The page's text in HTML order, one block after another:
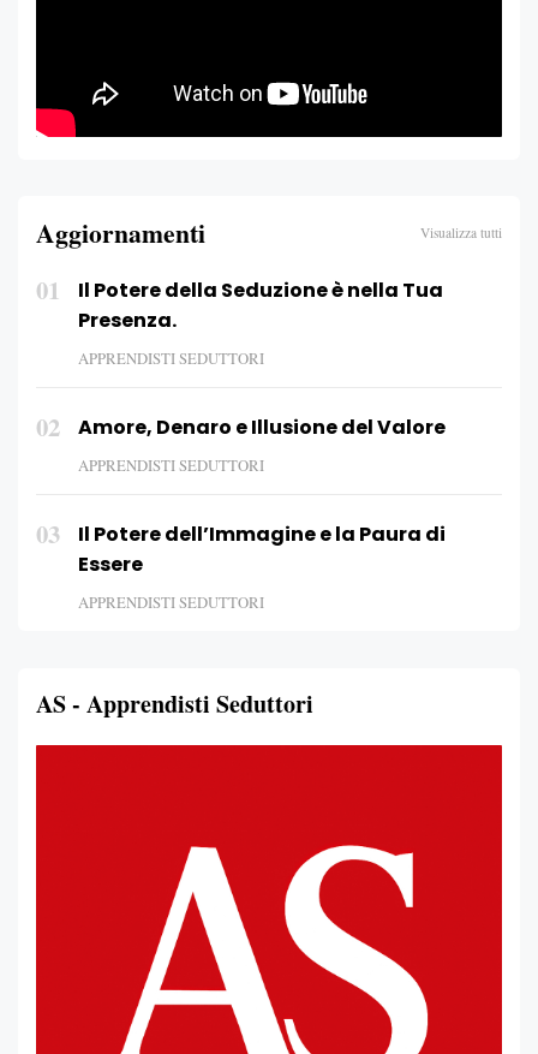
Aggiornamenti Visualizza tutti
01
Il Potere della Seduzione è nella Tua
Presenza.
APPRENDISTI SEDUTTORI
02 Amore, Denaro e Illusione del Valore
APPRENDISTI SEDUTTORI
03
Il Potere dell’Immagine e la Paura di
Essere
APPRENDISTI SEDUTTORI
AS - Apprendisti Seduttori